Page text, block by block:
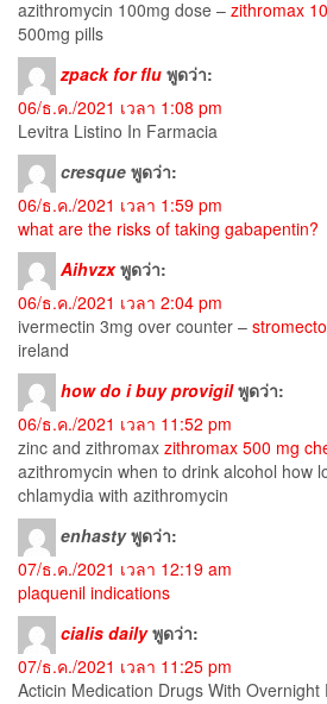
azithromycin 100mg dose – zithromax
500mg pills
zpack for flu พูดว่า:
06/ธ.ค./2021 เวลา 1:08 pm
Levitra Listino In Farmacia
cresque พูดว่า:
06/ธ.ค./2021 เวลา 1:59 pm
what are the risks of taking gabapentin?
Aihvzx พูดว่า:
06/ธ.ค./2021 เวลา 2:04 pm
ivermectin 3mg over counter –
ireland
how do i buy provigil พูดว่า:
06/ธ.ค./2021 เวลา 11:52 pm
zinc and zithromax zithromax 500 mg
azithromycin when to drink alcohol how
chlamydia with azithromycin
enhasty พูดว่า:
07/ธ.ค./2021 เวลา 12:19 am
plaquenil indications
cialis daily พูดว่า:
07/ธ.ค./2021 เวลา 11:25 pm
Acticin Medication Drugs With Overnight